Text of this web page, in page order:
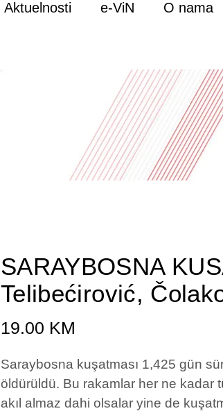
Aktuelnosti e-ViN O nama
SARAYBOSNA
Telibećirović,
19.00 KM
Saraybosna kuşatması 1,425 gün
öldürüldü. Bu rakamlar her ne kadar
akıl almaz dahi olsalar yine de